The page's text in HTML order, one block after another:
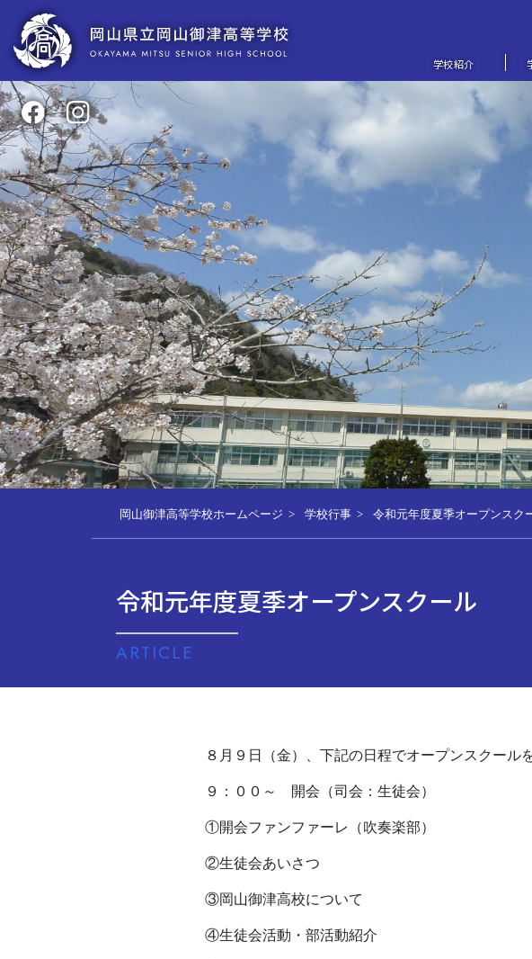
学校紹介
岡山御津高等学校ホームページ 学校行事 令和元年度夏季オープンスク
令和元年度夏季オープンスクール
ARTICLE
８月９日（金）、下記の日程でオープンスクール
９：００～ 開会（司会：生徒会）
①開会ファンファーレ（吹奏楽部）
②生徒会あいさつ
③岡山御津高校について
④生徒会活動・部活動紹介